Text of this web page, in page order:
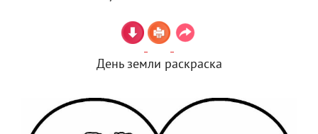
День земли раскраска